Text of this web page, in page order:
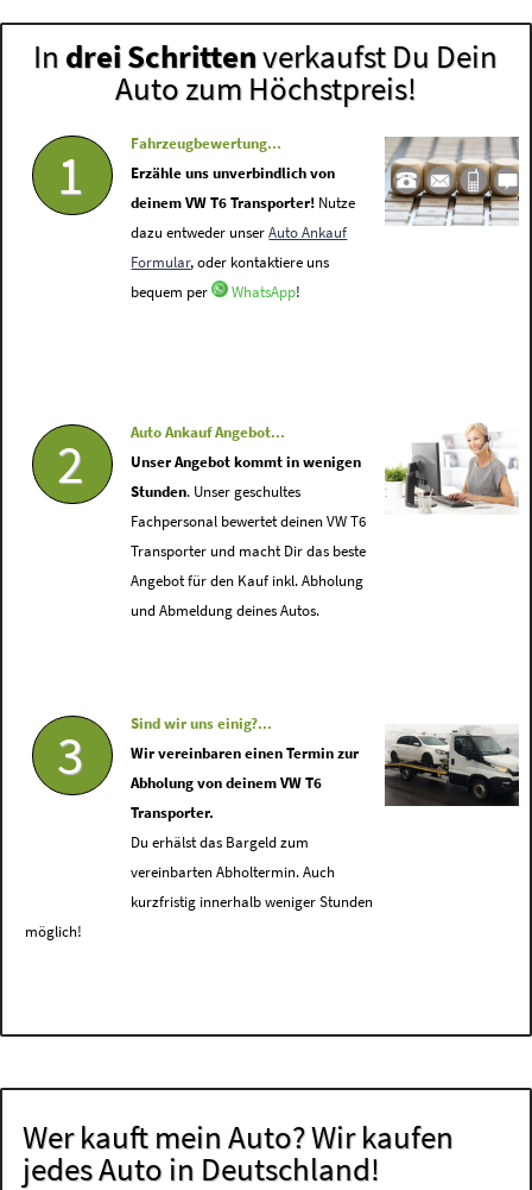
In drei Schrittenverkaufst Du Dein
Auto zum Höchstpreis!
1
Fahrzeugbewertung...
Erzähle uns unverbindlich von
deinem VW T6 Transporter! Nutze
dazu entweder unserAuto Ankauf
Formular, oder kontaktiere uns
bequem per
WhatsApp!
2
Auto Ankauf Angebot...
Unser Angebot kommt in wenigen
Stunden. Unser geschultes
Fachpersonal bewertet deinen VW T6
Transporter und macht Dir das beste
Angebot für den Kauf inkl. Abholung
und Abmeldung deines Autos.
3
Sind wir uns einig?...
Wir vereinbaren einen Termin zur
Abholung von deinem VW T6
Transporter.
Du erhälst das Bargeld zum
vereinbarten Abholtermin. Auch
kurzfristig innerhalb weniger Stunden
möglich!
Wer kauft mein Auto? Wir kaufen
jedes Auto in Deutschland!